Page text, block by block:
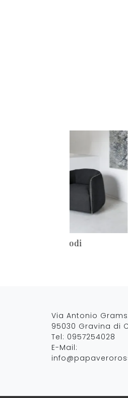
Kodi
Via Antonio
95030 Gravina di
Tel: 0957254028
E-Mail: